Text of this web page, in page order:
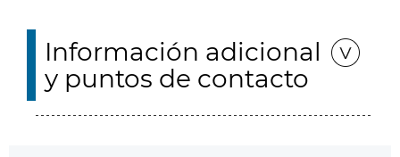
Información adicional
y puntos de contacto